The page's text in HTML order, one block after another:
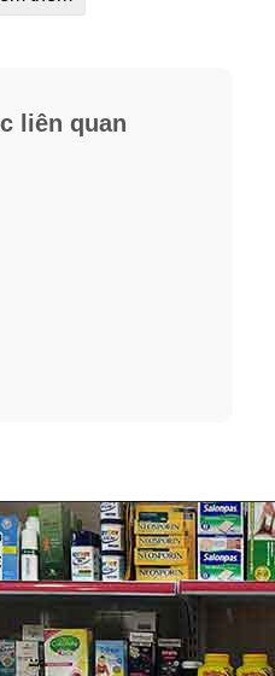
Crest 3D White
liên quan